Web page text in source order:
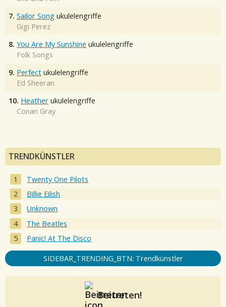
7. Sailor Song ukulelengriffe
Gigi Perez
8. You Are My Sunshine ukulelengriffe
Folk Songs
9. Perfect ukulelengriffe
Ed Sheeran
10. Heather ukulelengriffe
Conan Gray
TRENDKÜNSTLER
Twenty One Pilots
Billie Eilish
Unknown
The Beatles
Panic! At The Disco
SIDEBAR_TRENDING_BTN: Trendkünstler
Beitreten!